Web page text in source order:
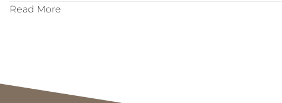
Read More